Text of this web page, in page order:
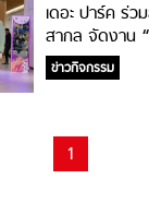
เดอะ ปาร์ค ร่
สากล จัดงาน
ข่าวกิจกรรม
1